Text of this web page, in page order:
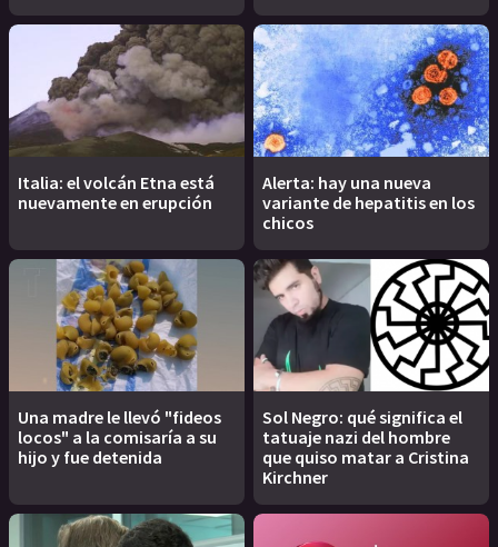
Italia: el volcán Etna está
nuevamente en erupción
Alerta: hay una nueva
variante de hepatitis en los
chicos
Una madre le llevó "fideos
locos" a la comisaría a su
hijo y fue detenida
Sol Negro: qué significa el
tatuaje nazi del hombre
que quiso matar a Cristina
Kirchner